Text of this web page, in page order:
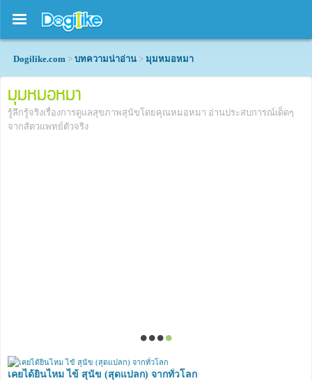
Dogilike.com > บทความน่าอ่าน > มุมหมอหมา
มุมหมอหมา
รู้ลึกรู้จริงเรื่องการดูแลสุขภาพสุนัขโดยคุณหมอหมา อ่านประสบการณ์เด็ดๆ
จากสัตวแพทย์ตัวจริง
เคยได้ยินไหม ไข้ สุนัข (สุดแปลก) จากทั่วโลก